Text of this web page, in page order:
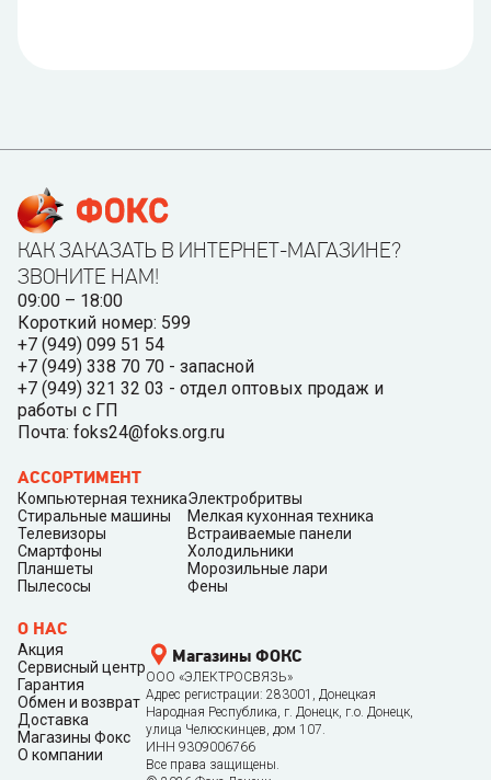
КАК ЗАКАЗАТЬ В ИНТЕРНЕТ-МАГАЗИНЕ?
ЗВОНИТЕ НАМ!
09:00 – 18:00
Короткий номер: 599
+7 (949) 099 51 54
+7 (949) 338 70 70 - запасной
+7 (949) 321 32 03 - отдел оптовых продаж и
работы с ГП
Почта: foks24@foks.org.ru
АССОРТИМЕНТ
Компьютерная техника
Стиральные машины
Телевизоры
Смартфоны
Планшеты
Пылесосы
Электробритвы
Мелкая кухонная техника
Встраиваемые панели
Холодильники
Морозильные лари
Фены
О НАС
Акция
Сервисный центр
Гарантия
Обмен и возврат
Доставка
Магазины Фокс
О компании
Магазины ФОКС
ООО «ЭЛЕКТРОСВЯЗЬ»
Адрес регистрации: 283001, Донецкая
Народная Республика, г. Донецк, г.о. Донецк,
улица Челюскинцев, дом 107.
ИНН 9309006766
Все права защищены.